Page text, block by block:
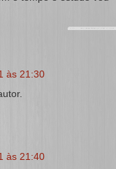
às 21:30
às 21:40